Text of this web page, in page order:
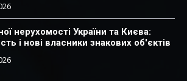
нерухомості України та Києва:
і нові власники знакових об'єктів